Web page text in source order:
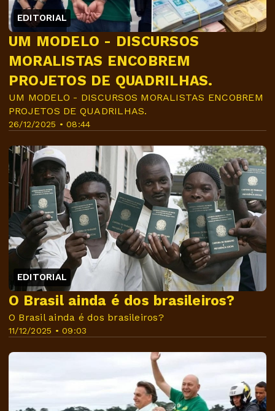
EDITORIAL
26/12/2025 • 08:44
UM MODELO - DISCURSOS
MORALISTAS ENCOBREM
PROJETOS DE QUADRILHAS.
UM MODELO - DISCURSOS MORALISTAS ENCOBREM
PROJETOS DE QUADRILHAS.
EDITORIAL
11/12/2025 • 09:03
O Brasil ainda é dos brasileiros?
O Brasil ainda é dos brasileiros?